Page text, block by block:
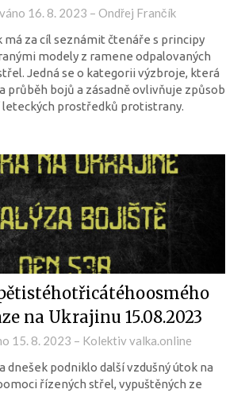
16. 8. 2023 – Ondřej Frančík
má za cíl seznámit čtenáře s principy
modely z ramene odpalovaných
Jedná se o kategorii výzbroje, která
průběh bojů a zásadně ovlivňuje způsob
leteckých prostředků protistrany.
na Ukrajinu 15.08.2023
15. 8. 2023 – Kolektiv valka.online
dnešek podniklo další vzdušný útok na
řízených střel, vypuštěných ze